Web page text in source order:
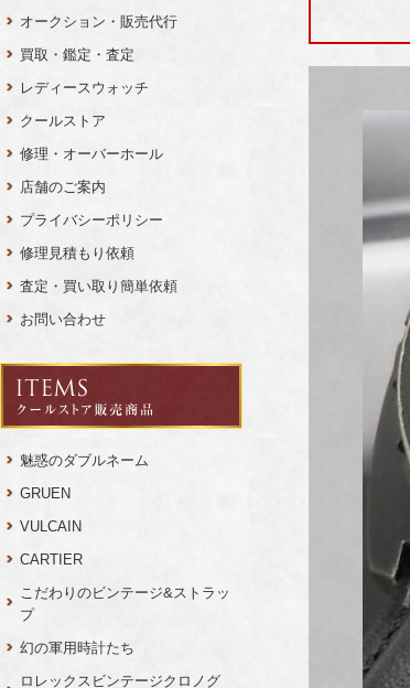
オークション・販売代行
買取・鑑定・査定
レディースウォッチ
クールストア
修理・オーバーホール
店舗のご案内
プライバシーポリシー
修理見積もり依頼
査定・買い取り簡単依頼
お問い合わせ
魅惑のダブルネーム
GRUEN
VULCAIN
CARTIER
こだわりのビンテージ&ストラッ
プ
幻の軍用時計たち
ロレックスビンテージクロノグ